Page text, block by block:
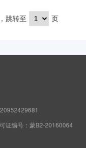
跳转至 页
证编号：蒙B2-20160064